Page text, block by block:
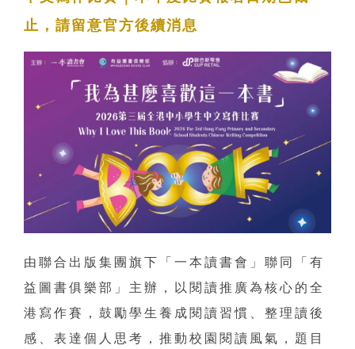
止，請留意官方後續消息
由聯合出版集團旗下「一本讀書會」聯同「有
益圖書俱樂部」主辦，以閱讀推廣為核心的全
港寫作賽，鼓勵學生養成閱讀習慣、整理讀後
感、表達個人思考，推動校園閱讀風氣，題目